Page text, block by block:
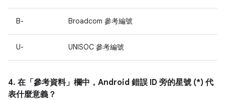
B- Broadcom 參考編號
U- UNISOC 參考編號
4. 在「參考資料」 欄中，Android 錯誤 ID 旁的星號 (*) 代
表什麼意義？